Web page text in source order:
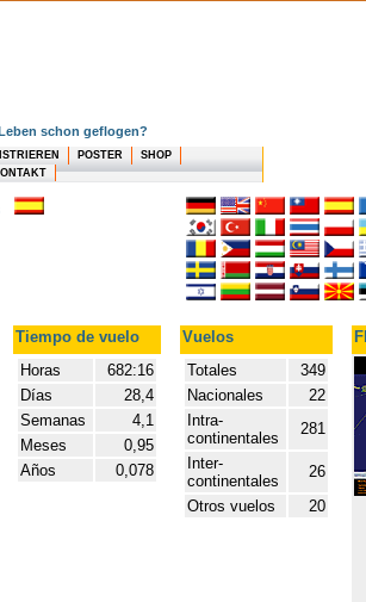
schon geflogen?
POSTER
SHOP
Tiempo de vuelo Vuelos
Horas
682:16
Días
28,4
Semanas
4,1
Meses
0,95
Años
0,078
Totales
349
Nacionales
22
Intra-
continentales
281
Inter-
continentales
26
Otros vuelos
20